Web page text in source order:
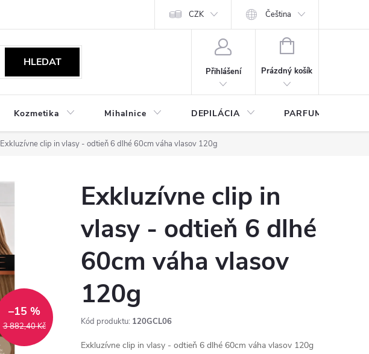
Podmienky ochrany osobných údajov CZK Čeština
HLEDAT
Přihlášení
NÁKUPNÍ
Prázdný košík
Kozmetika Mihalnice DEPILÁCIA PARFUMY
Exkluzívne clip in vlasy - odtieň 6 dlhé 60cm váha vlasov 120g
3 882,40 Kč
–15 %
Exkluzívne clip in
vlasy - odtieň 6 dlhé
60cm váha vlasov
120g
Kód produktu: 120GCL06
Exkluzívne clip in vlasy - odtieň 6 dlhé 60cm váha vlasov 120g